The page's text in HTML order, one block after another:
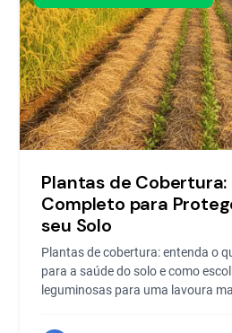
Plantas de Cobertura:
Completo para
seu Solo
Plantas de cobertura: entenda o
para a saúde do solo e como
leguminosas para uma lavoura